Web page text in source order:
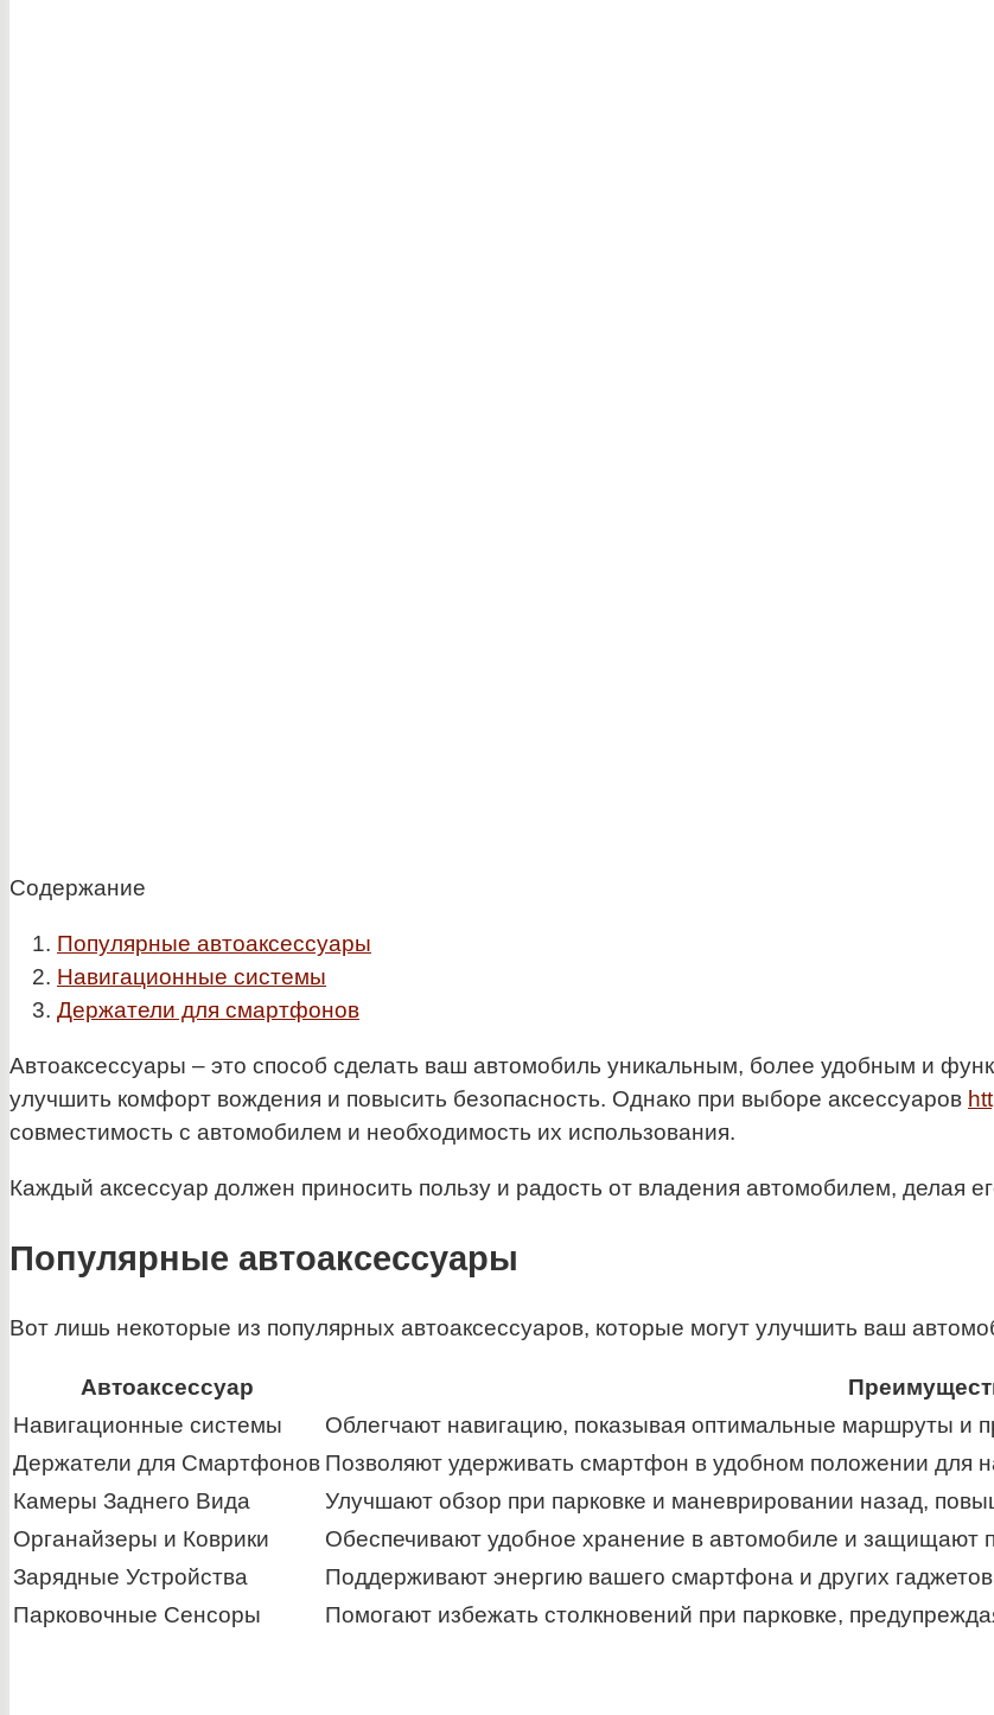
Содержание
Популярные автоаксессуары
Навигационные системы
Держатели для смартфонов
Автоаксессуары – это способ сделать ваш автомобиль уникальным, более удобным и
улучшить комфорт вождения и повысить безопасность. Однако при выборе аксессуаров
совместимость с автомобилем и необходимость их использования.
Каждый аксессуар должен приносить пользу и радость от владения автомобилем, делая
Популярные автоаксессуары
Вот лишь некоторые из популярных автоаксессуаров, которые могут улучшить ваш
Автоаксессуар
Навигационные системы
Облегчают навигацию, показывая оптимальные маршруты и
Держатели для Смартфонов Позволяют удерживать смартфон в удобном положении для
Камеры Заднего Вида
Улучшают обзор при парковке и маневрировании назад,
Органайзеры и Коврики
Обеспечивают удобное хранение в автомобиле и защищают
Зарядные Устройства
Поддерживают энергию вашего смартфона и других
Парковочные Сенсоры
Помогают избежать столкновений при парковке,